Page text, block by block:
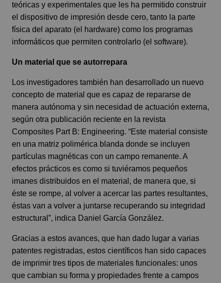
teóricas y experimentales que les ha permitido construir
el dispositivo de impresión desde cero, tanto la parte
física del aparato (el hardware) como los programas
informáticos que permiten controlarlo (el software).
Un material que se autorrepara
Los investigadores también han desarrollado un nuevo
concepto de material que es capaz de repararse de
manera autónoma y sin necesidad de actuación externa,
según otra publicación reciente en la revista
Composites Part B: Engineering. “Este material consiste
en una matriz polimérica blanda donde se incluyen
partículas magnéticas con un campo remanente. A
efectos prácticos es como si tuviéramos pequeños
imanes distribuidos en el material, de manera que, si
éste se rompe, al volver a acercar las partes resultantes,
éstas van a volver a juntarse recuperando su integridad
estructural”, indica Daniel García González.
Gracias a estos avances, que han dado lugar a varias
patentes registradas, estos científicos han sido capaces
de imprimir tres tipos de materiales funcionales: unos
que cambian su forma y propiedades frente a campos